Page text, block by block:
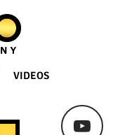
VIDEOS